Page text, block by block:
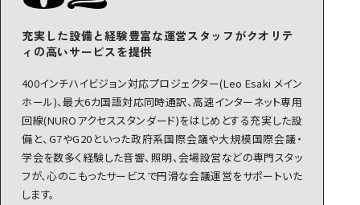
充実した設備と経験豊富な運営スタッフがクオリテ
ィの高いサービスを提供
400インチハイビジョン対応プロジェクター(Leo Esaki メイン
ホール)、最大6カ国語対応同時通訳、高速インターネット専用
回線(NUROアクセススタンダード)をはじめとする充実した設
備と、G7やG20といった政府系国際会議や大規模国際会議・
学会を数多く経験した音響、照明、会場設営などの専門スタッ
フが、心のこもったサービスで円滑な会議運営をサポートいた
します。